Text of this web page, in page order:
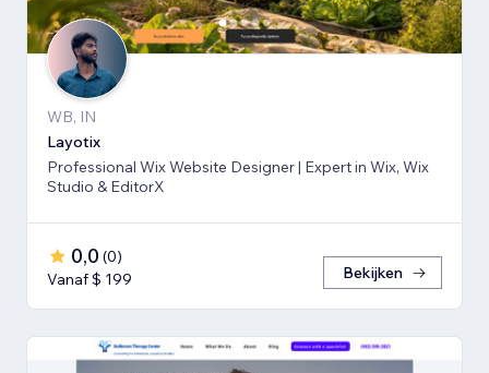
WB, IN
Layotix
Professional Wix Website Designer | Expert in Wix, Wix
Studio & EditorX
0,0 (0)
Vanaf $ 199
Bekijken